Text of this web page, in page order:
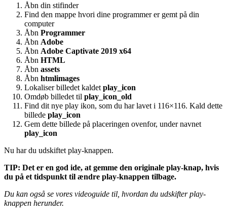
Åbn din stifinder
Find den mappe hvori dine programmer er gemt på din
computer
Åbn Programmer
Åbn Adobe
Åbn Adobe Captivate 2019 x64
Åbn HTML
Åbn assets
Åbn htmlimages
Lokaliser billedet kaldet play_icon
Omdøb billedet til play_icon_old
Find dit nye play ikon, som du har lavet i 116×116. Kald dette
billede play_icon
Gem dette billede på placeringen ovenfor, under navnet
play_icon
Nu har du udskiftet play-knappen.
TIP: Det er en god ide, at gemme den originale play-knap, hvis
du på et tidspunkt til ændre play-knappen tilbage.
Du kan også se vores videoguide til, hvordan du udskifter play-
knappen herunder.